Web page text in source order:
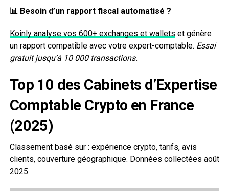
📊 Besoin d’un rapport fiscal automatisé ?
Koinly analyse vos 600+ exchanges et wallets et génère
un rapport compatible avec votre expert-comptable. Essai
gratuit jusqu’à 10 000 transactions.
Top 10 des Cabinets d’Expertise
Comptable Crypto en France
(2025)
Classement basé sur : expérience crypto, tarifs, avis
clients, couverture géographique. Données collectées août
2025.